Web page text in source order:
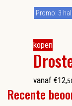
kopen
Promo: 3
vanaf €12,
Recente